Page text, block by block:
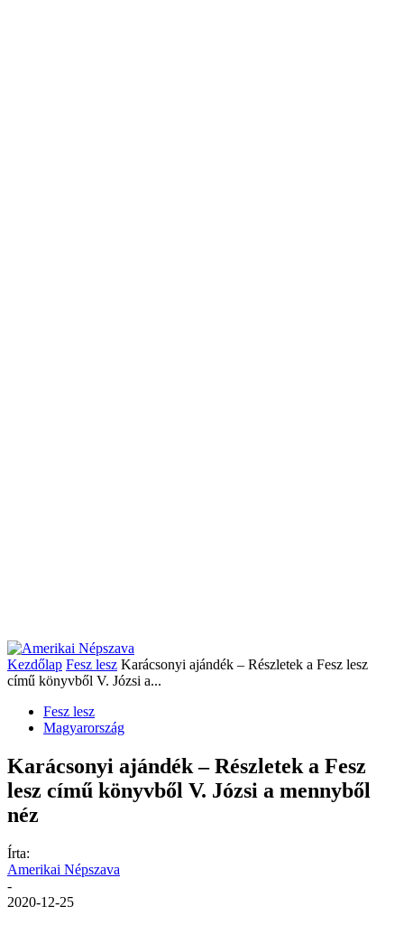
Kezdőlap Fesz lesz Karácsonyi ajándék – Részletek a Fesz lesz
című könyvből V. Józsi a...
Fesz lesz
Magyarország
Karácsonyi ajándék – Részletek a Fesz
lesz című könyvből V. Józsi a mennyből
néz
Írta:
Amerikai Népszava
-
2020-12-25